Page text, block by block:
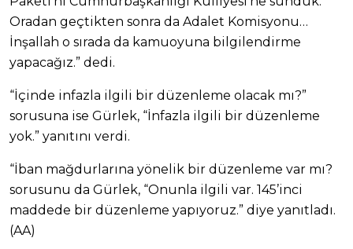
Oradan geçtikten sonra da Adalet Komisyonu…
İnşallah o sırada da kamuoyuna bilgilendirme
yapacağız.” dedi.
“İçinde infazla ilgili bir düzenleme olacak mı?”
sorusuna ise Gürlek, “İnfazla ilgili bir düzenleme
yok.” yanıtını verdi.
“İban mağdurlarına yönelik bir düzenleme var mı?
sorusunu da Gürlek, “Onunla ilgili var. 145’inci
maddede bir düzenleme yapıyoruz.” diye yanıtladı.
(AA)